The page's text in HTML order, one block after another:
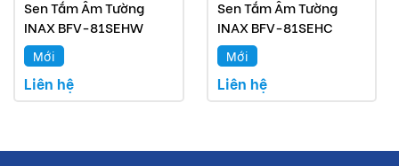
Sen Tắm Âm Tường
INAX BFV-81SEHW
Mới
Liên hệ
Sen Tắm Âm Tường
INAX BFV-81SEHC
Mới
Liên hệ